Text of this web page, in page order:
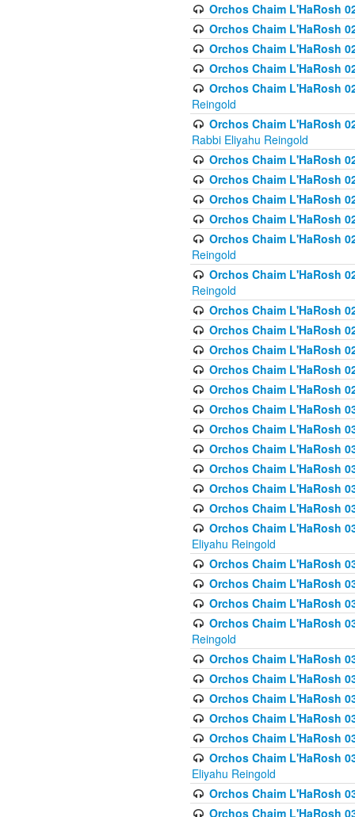
Orchos Chaim L'HaRosh
Orchos Chaim L'HaRosh
Orchos Chaim L'HaRosh
Orchos Chaim L'HaRosh
Orchos Chaim L'HaRosh
Reingold
Orchos Chaim L'HaRosh
Rabbi Eliyahu Reingold
Orchos Chaim L'HaRosh
Orchos Chaim L'HaRosh
Orchos Chaim L'HaRosh
Orchos Chaim L'HaRosh
Orchos Chaim L'HaRosh
Reingold
Orchos Chaim L'HaRosh
Reingold
Orchos Chaim L'HaRosh
Orchos Chaim L'HaRosh
Orchos Chaim L'HaRosh
Orchos Chaim L'HaRosh
Orchos Chaim L'HaRosh
Orchos Chaim L'HaRosh
Orchos Chaim L'HaRosh
Orchos Chaim L'HaRosh
Orchos Chaim L'HaRosh
Orchos Chaim L'HaRosh
Orchos Chaim L'HaRosh
Orchos Chaim L'HaRosh
Eliyahu Reingold
Orchos Chaim L'HaRosh
Orchos Chaim L'HaRosh
Orchos Chaim L'HaRosh
Orchos Chaim L'HaRosh
Reingold
Orchos Chaim L'HaRosh
Orchos Chaim L'HaRosh
Orchos Chaim L'HaRosh
Orchos Chaim L'HaRosh
Orchos Chaim L'HaRosh
Orchos Chaim L'HaRosh
Eliyahu Reingold
Orchos Chaim L'HaRosh
Orchos Chaim L'HaRosh